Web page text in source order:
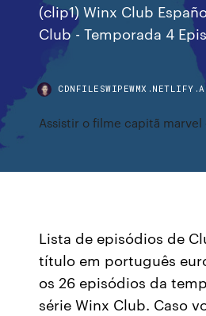
(clip1) Winx Club
Club - Temporada 4
Assistir o filme capitã
Lista de episódios de
título em português
os 26 episódios da
série Winx Club. Caso